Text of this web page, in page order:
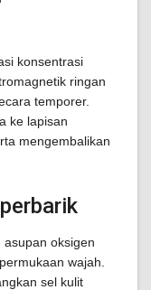
konsentrasi
ringan
temporer.
ke lapisan
mengembalikan
oksigen
wajah.
sel kulit